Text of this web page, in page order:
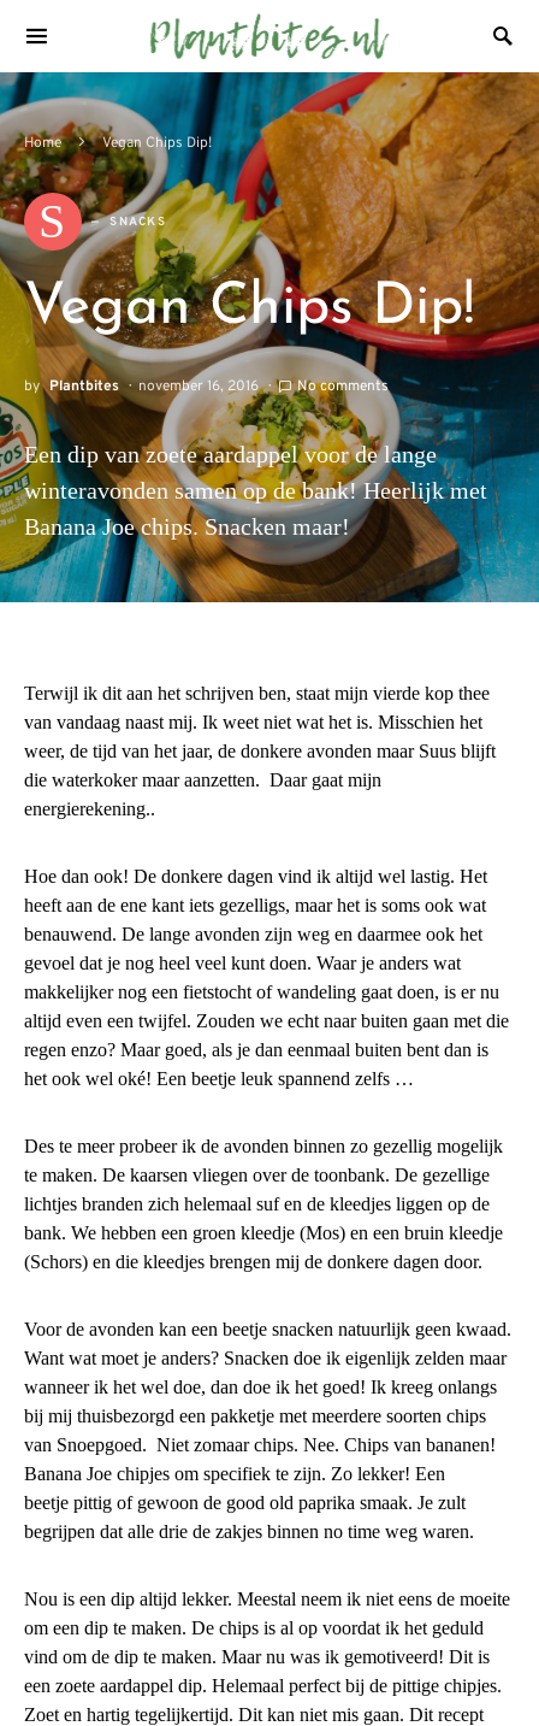
Home Vegan Chips Dip!
S SNACKS
Vegan Chips Dip!
by Plantbites november 16, 2016 No comments
Een dip van zoete aardappel voor de lange
winteravonden samen op de bank! Heerlijk met
Banana Joe chips. Snacken maar!
Terwijl ik dit aan het schrijven ben, staat mijn vierde kop thee
van vandaag naast mij. Ik weet niet wat het is. Misschien het
weer, de tijd van het jaar, de donkere avonden maar Suus blijft
die waterkoker maar aanzetten. Daar gaat mijn
energierekening..
Hoe dan ook! De donkere dagen vind ik altijd wel lastig. Het
heeft aan de ene kant iets gezelligs, maar het is soms ook wat
benauwend. De lange avonden zijn weg en daarmee ook het
gevoel dat je nog heel veel kunt doen. Waar je anders wat
makkelijker nog een fietstocht of wandeling gaat doen, is er nu
altijd even een twijfel. Zouden we echt naar buiten gaan met die
regen enzo? Maar goed, als je dan eenmaal buiten bent dan is
het ook wel oké! Een beetje leuk spannend zelfs …
Des te meer probeer ik de avonden binnen zo gezellig mogelijk
te maken. De kaarsen vliegen over de toonbank. De gezellige
lichtjes branden zich helemaal suf en de kleedjes liggen op de
bank. We hebben een groen kleedje (Mos) en een bruin kleedje
(Schors) en die kleedjes brengen mij de donkere dagen door.
Voor de avonden kan een beetje snacken natuurlijk geen kwaad.
Want wat moet je anders? Snacken doe ik eigenlijk zelden maar
wanneer ik het wel doe, dan doe ik het goed! Ik kreeg onlangs
bij mij thuisbezorgd een pakketje met meerdere soorten chips
van Snoepgoed. Niet zomaar chips. Nee. Chips van bananen!
Banana Joe chipjes om specifiek te zijn. Zo lekker! Een
beetje pittig of gewoon de good old paprika smaak. Je zult
begrijpen dat alle drie de zakjes binnen no time weg waren.
Nou is een dip altijd lekker. Meestal neem ik niet eens de moeite
om een dip te maken. De chips is al op voordat ik het geduld
vind om de dip te maken. Maar nu was ik gemotiveerd! Dit is
een zoete aardappel dip. Helemaal perfect bij de pittige chipjes.
Zoet en hartig tegelijkertijd. Dit kan niet mis gaan. Dit recept